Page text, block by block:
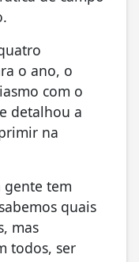
o ano, o
com o
detalhou a
na
gente tem
quais
mas
todos, ser